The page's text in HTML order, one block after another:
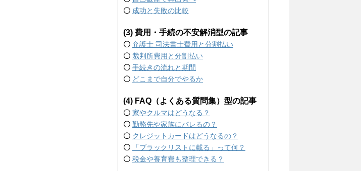
〇 成功と失敗の比較
(3) 費用・手続の不安解消型の記事
〇 弁護士 司法書士費用と分割払い
〇 裁判所費用と分割払い
〇 手続きの流れと期間
〇 どこまで自分でやるか
(4) FAQ（よくある質問集）型の記事
〇 家やクルマはどうなる？
〇 勤務先や家族にバレるの？
〇 クレジットカードはどうなるの？
〇
「ブラックリストに載る」って何？
〇 税金や養育費も整理できる？